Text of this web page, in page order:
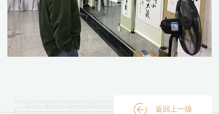
返回上一级